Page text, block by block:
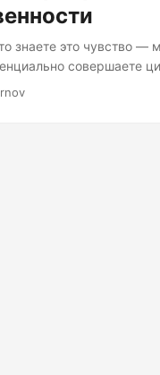
знаете это чувство —
совершаете
знает. Добро